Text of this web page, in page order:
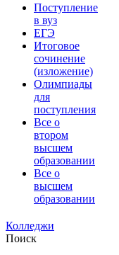
Поступление
в вуз
ЕГЭ
Итоговое
сочинение
(изложение)
Олимпиады
для
поступления
Все о
втором
высшем
образовании
Все о
высшем
образовании
Колледжи
Поиск